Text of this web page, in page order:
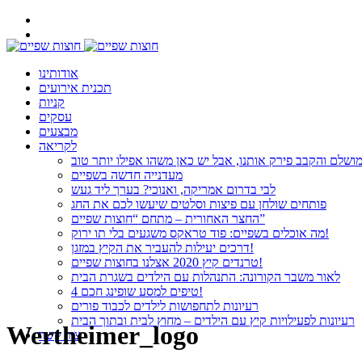
אודותינו
תכנית אירועים
קניות
עסקים
מבצעים
לקריאה
והקבב פירק אותנו, אבל יש כאן משהו אפילו יותר טוב
מעדנייה חדשה בשפיים
לבי בדרום אמריקה, ואנוכי? בערך ליד געש
פותחים שולחן עם פיצות וסלטים שיעשו לכם את החג
החצר האחורית – מתחם “חוצות שפיים”
מה אוכלים בשפיים: פוד טראקס משגעים בלי תו ירוק!
דרכים יעילות להעביר את הקיץ במזגן!
טרנדים קיץ 2020 אצלנו בחוצות שפיים!
לאור משבר הקורונה: התנהלות עם הילדים בשגרת הבית
4 טיפים למסע שופינג חכם!
רעיונות לתחפושות לילדים לכבוד פורים
רעיונות לפעילויות קיץ עם הילדים – מחוץ לבית ובתוך הבית
צור קשר
Wertheimer_logo